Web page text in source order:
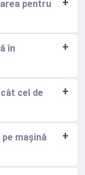
pentru
în
cel de
mașină